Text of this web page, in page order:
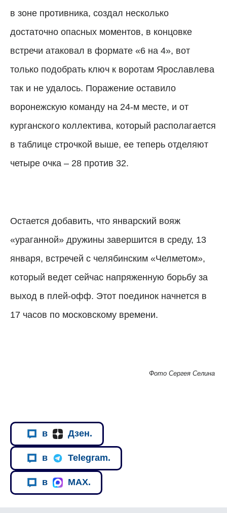
в зоне противника, создал несколько
достаточно опасных моментов, в концовке
встречи атаковал в формате «6 на 4», вот
только подобрать ключ к воротам Ярославлева
так и не удалось. Поражение оставило
воронежскую команду на 24-м месте, и от
курганского коллектива, который располагается
в таблице строчкой выше, ее теперь отделяют
четыре очка – 28 против 32.
Остается добавить, что январский вояж
«ураганной» дружины завершится в среду, 13
января, встречей с челябинским «Челметом»,
который ведет сейчас напряженную борьбу за
выход в плей-офф. Этот поединок начнется в
17 часов по московскому времени.
Фото Сергея Селина
в Дзен.
в Telegram.
в MAX.